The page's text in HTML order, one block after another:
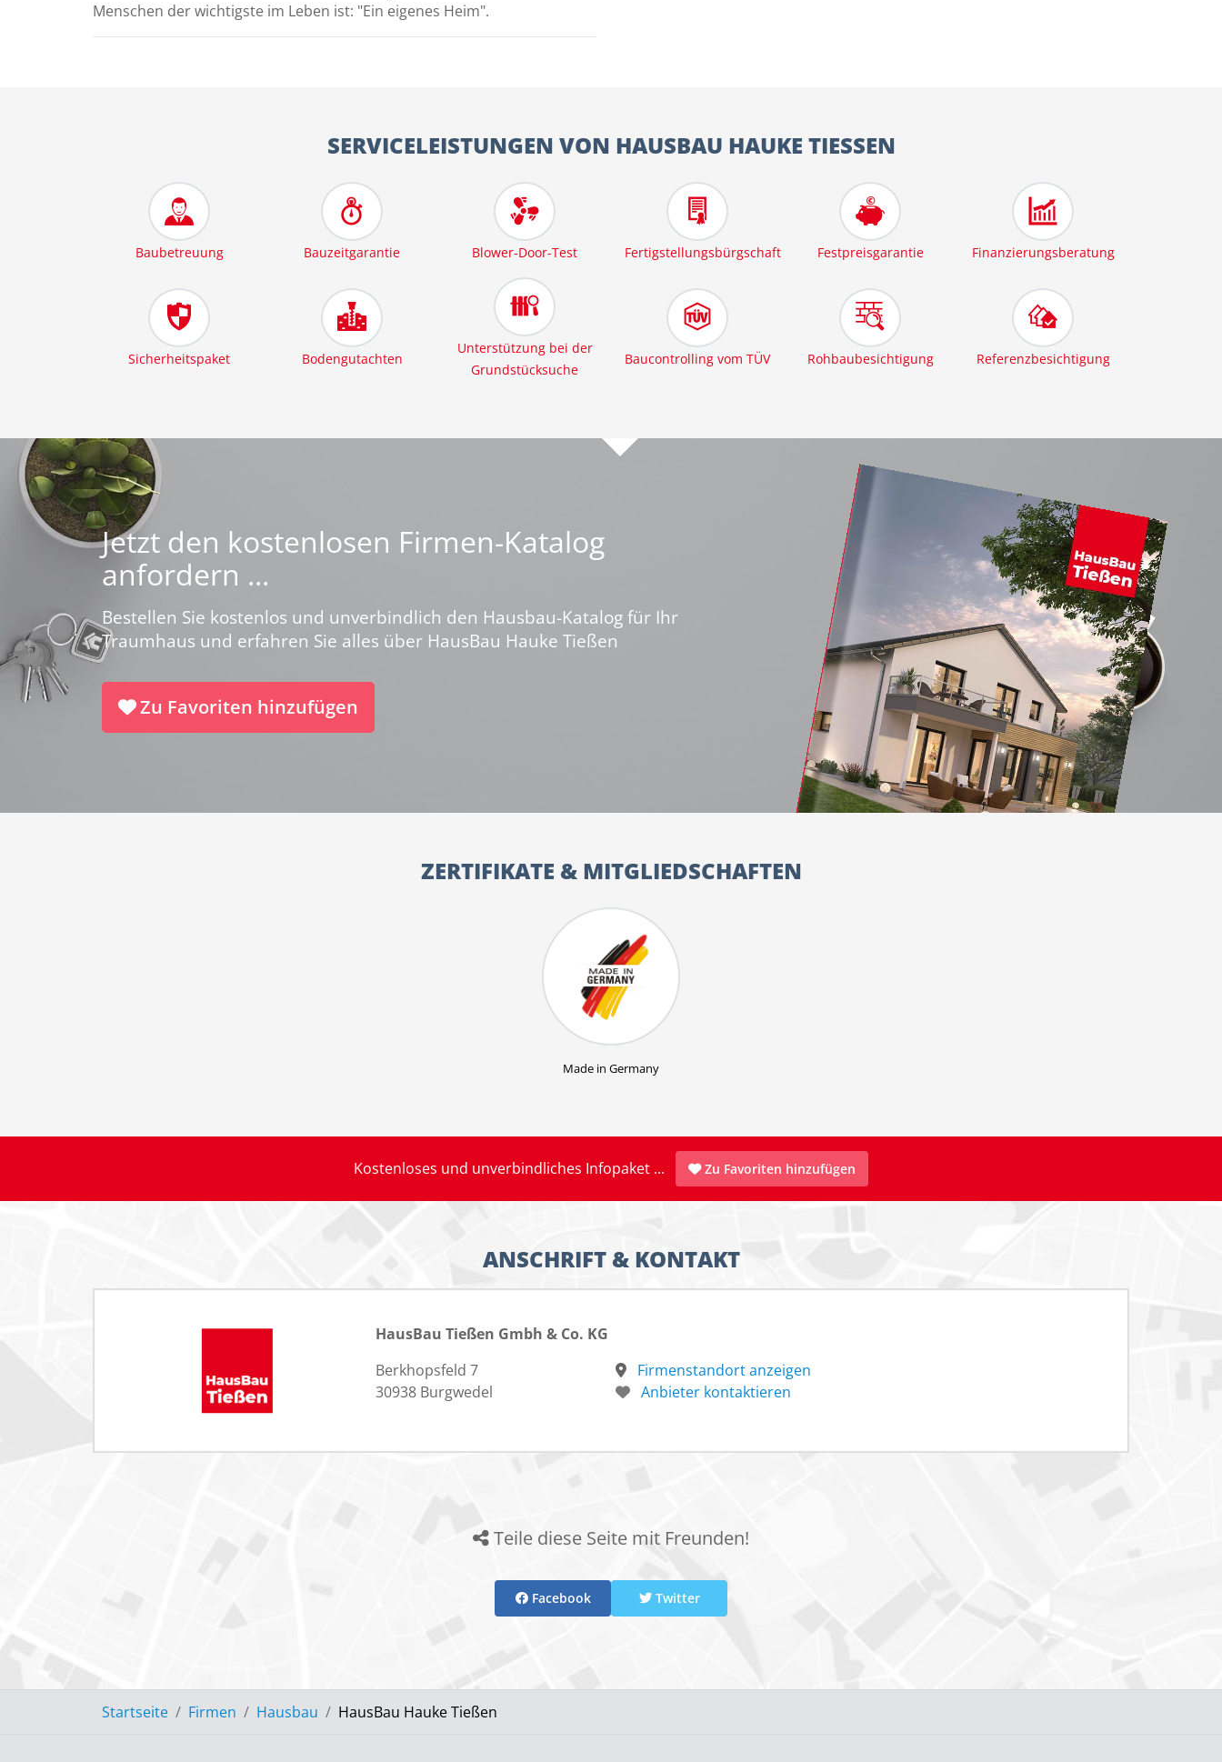
Menschen der wichtigste im Leben ist: "Ein eigenes Heim".
SERVICELEISTUNGEN VON HAUSBAU HAUKE TIESSEN
Baubetreuung Bauzeitgarantie Blower-Door-Test Fertigstellungsbürgschaft Festpreisgarantie Finanzierungsberatung
Sicherheitspaket Bodengutachten
Unterstützung bei der
Grundstücksuche
Baucontrolling vom TÜV Rohbaubesichtigung Referenzbesichtigung
Jetzt den kostenlosen Firmen-Katalog
anfordern ...
Bestellen Sie kostenlos und unverbindlich den Hausbau-Katalog für Ihr
Traumhaus und erfahren Sie alles über HausBau Hauke Tießen
Zu Favoriten hinzufügen
ZERTIFIKATE & MITGLIEDSCHAFTEN
Made in Germany
Kostenloses und unverbindliches Infopaket ... Zu Favoriten hinzufügen
ANSCHRIFT & KONTAKT
HausBau Tießen Gmbh & Co. KG
Berkhopsfeld 7
30938 Burgwedel
Firmenstandort anzeigen
Anbieter kontaktieren
Teile diese Seite mit Freunden!
Facebook Twitter
Startseite Firmen Hausbau HausBau Hauke Tießen